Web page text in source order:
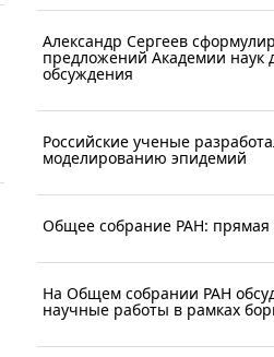
Александр Сергеев
предложений Академии наук
обсуждения
Российские ученые
моделированию эпидемий
Общее собрание РАН: прямая
На Общем собрании РАН
научные работы в рамках